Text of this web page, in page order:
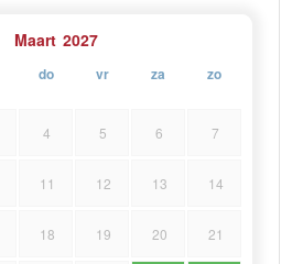
Maart 2027
do vr za zo
4 5 6 7
11 12 13 14
18 19 20 21